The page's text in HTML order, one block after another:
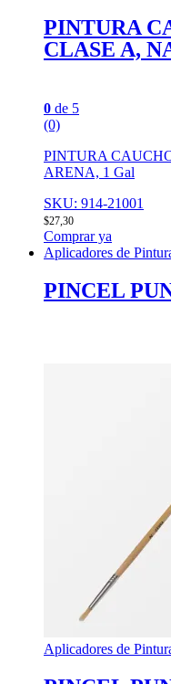
PINTURA
CLASE A,
0 de 5
(0)
PINTURA
ARENA, 1 Gal
SKU: 914-21001
$27,30
Comprar ya
Aplicadores de
PINCEL
Aplicadores de